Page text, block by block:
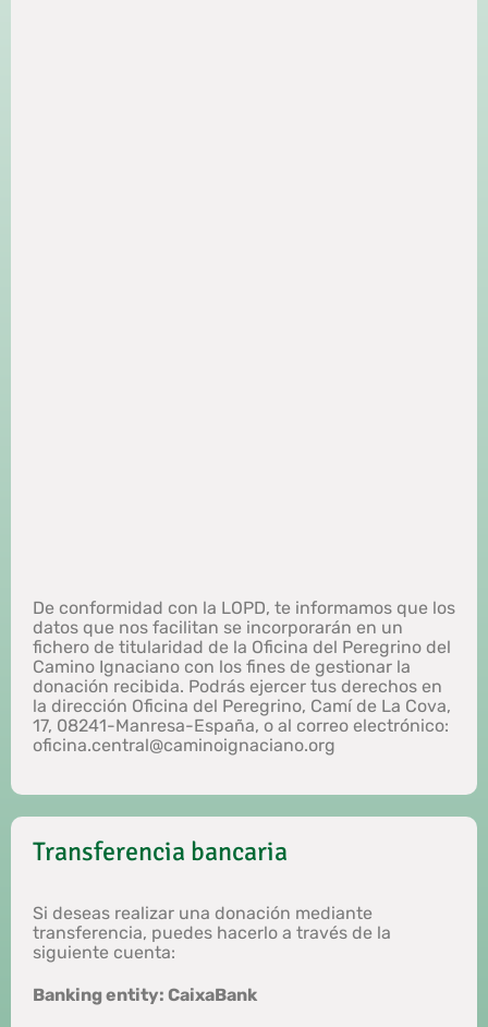
De conformidad con la LOPD, te informamos que los
datos que nos facilitan se incorporarán en un
fichero de titularidad de la Oficina del Peregrino del
Camino Ignaciano con los fines de gestionar la
donación recibida. Podrás ejercer tus derechos en
la dirección Oficina del Peregrino, Camí de La Cova,
17, 08241-Manresa-España, o al correo electrónico:
oficina.central@caminoignaciano.org
Transferencia bancaria
Si deseas realizar una donación mediante
transferencia, puedes hacerlo a través de la
siguiente cuenta:
Banking entity: CaixaBank